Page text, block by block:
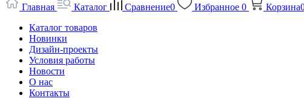
Главная Каталог Сравнение0 Избранное 0 Корзина
Каталог товаров
Новинки
Дизайн-проекты
Условия работы
Новости
О нас
Контакты